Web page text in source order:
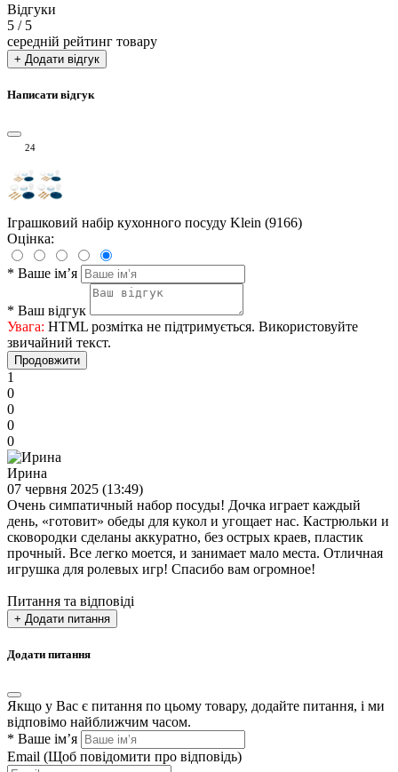
Відгуки
5 / 5
середній рейтинг товару
+ Додати відгук
Написати відгук
24
Іграшковий набір кухонного посуду Klein (9166)
Оцінка:
* Ваше ім’я
* Ваш відгук
Увага: HTML розмітка не підтримується. Використовуйте
звичайний текст.
Продовжити
1
0
0
0
0
Ирина
07 червня 2025 (13:49)
Очень симпатичный набор посуды! Дочка играет каждый
день, «готовит» обеды для кукол и угощает нас. Кастрюльки и
сковородки сделаны аккуратно, без острых краев, пластик
прочный. Все легко моется, и занимает мало места. Отличная
игрушка для ролевых игр! Спасибо вам огромное!
Питання та відповіді
+ Додати питання
Додати питання
Якщо у Вас є питання по цьому товару, додайте питання, і ми
відповімо найближчим часом.
* Ваше ім’я
Email (Щоб повідомити про відповідь)